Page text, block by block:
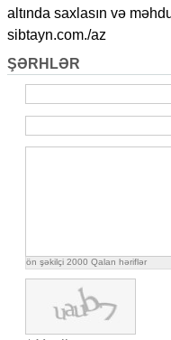
altında saxlasın və
sibtayn.com./az
ŞƏRHLƏR
ön şəkilçi 2000 Qalan həriflər